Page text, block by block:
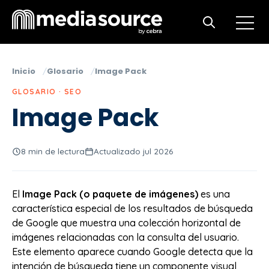
Open
Open search
Inicio Glosario Image Pack
GLOSARIO · SEO
Image Pack
8 min de lectura Actualizado jul 2026
El Image Pack (o paquete de imágenes) es una
característica especial de los resultados de búsqueda
de Google que muestra una colección horizontal de
imágenes relacionadas con la consulta del usuario.
Este elemento aparece cuando Google detecta que la
intención de búsqueda tiene un componente visual